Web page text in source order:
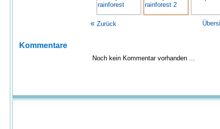
« Zurück
Kommentare
Noch kein Kommentar vorhanden ...